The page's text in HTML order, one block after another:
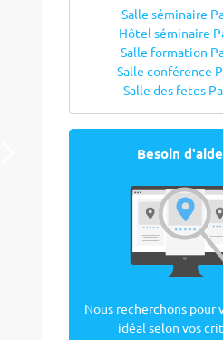
Salle séminaire
Hôtel séminaire
Salle formation
Salle conférence
Salle des fetes
Besoin
Nous recherchons pour
idéal selon vos